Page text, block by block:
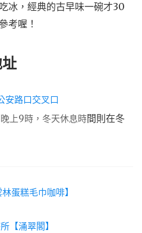
冰，經典的古早味一碗才30
考喔！
安路口交叉口
上9時，冬天休息時間則在冬
蛋糕毛巾咖啡】
【涌翠閣】